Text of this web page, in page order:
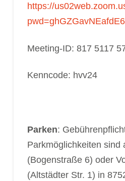
https://
Meeting-ID: 817 5117
Kenncode: hvv24
Parken:
Parkmöglichkeiten sind
(Bogenstraße 6) oder
(Altstädter Str. 1) in